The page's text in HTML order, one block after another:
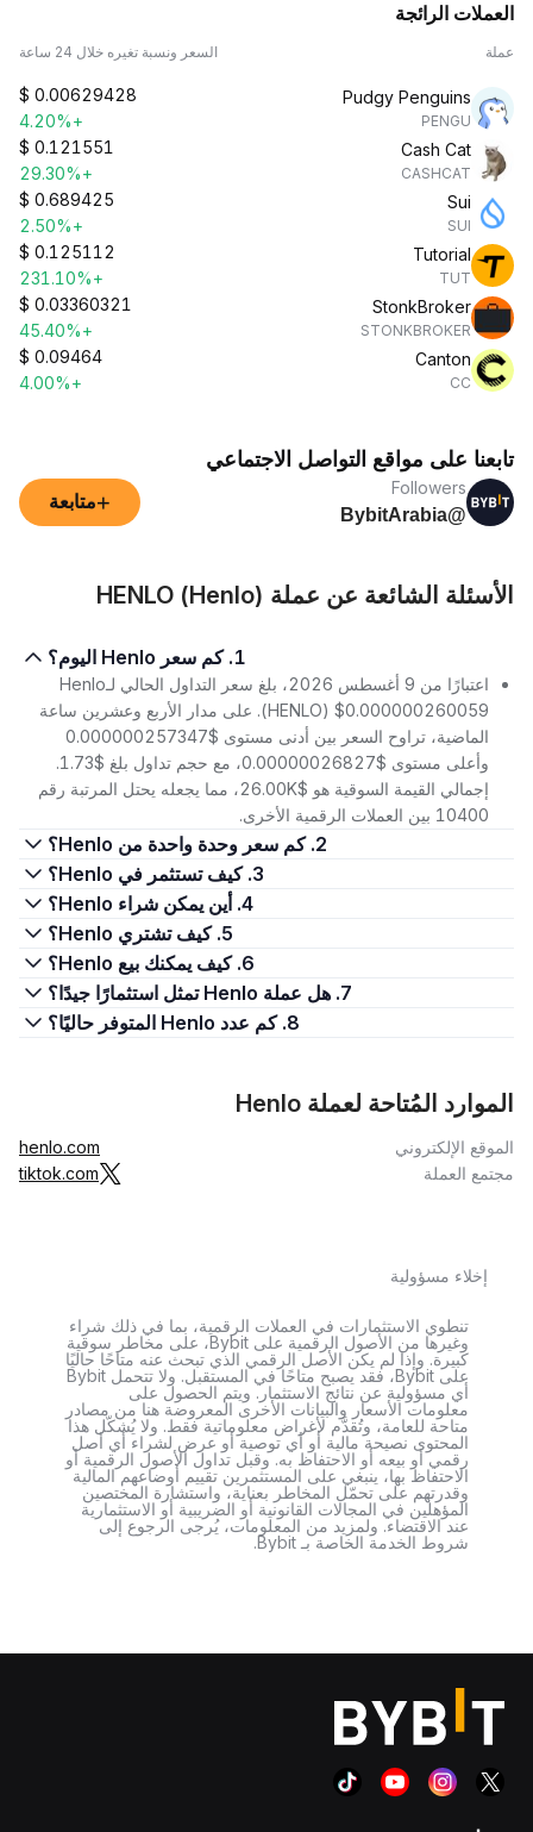
العملات الرائجة
عملة السعر ونسبة تغيره خلال 24 ساعة
Pudgy Penguins
PENGU
$ 0.00629428
+4.20%
Cash Cat
CASHCAT
$ 0.121551
+29.30%
Sui
SUI
$ 0.689425
+2.50%
Tutorial
TUT
$ 0.125112
+231.10%
StonkBroker
STONKBROKER
$ 0.03360321
+45.40%
Canton
CC
$ 0.09464
+4.00%
تابعنا على مواقع التواصل الاجتماعي
Followers
@BybitArabia
+متابعة
الأسئلة الشائعة عن عملة HENLO (Henlo)
1. كم سعر Henlo اليوم؟
اعتبارًا من 9 أغسطس 2026، بلغ سعر التداول الحالي لـHenlo
(HENLO) $0.000000260059. على مدار الأربع وعشرين ساعة
الماضية، تراوح السعر بين أدنى مستوى $0.000000257347
وأعلى مستوى $0.00000026827، مع حجم تداول بلغ $1.73.
إجمالي القيمة السوقية هو $26.00K، مما يجعله يحتل المرتبة رقم
10400 بين العملات الرقمية الأخرى.
2. كم سعر وحدة واحدة من Henlo؟
3. كيف تستثمر في Henlo؟
4. أين يمكن شراء Henlo؟
5. كيف تشتري Henlo؟
6. كيف يمكنك بيع Henlo؟
7. هل عملة Henlo تمثل استثمارًا جيدًا؟
8. كم عدد Henlo المتوفر حاليًا؟
الموارد المُتاحة لعملة Henlo
الموقع الإلكتروني
henlo.com
مجتمع العملة
tiktok.com
إخلاء مسؤولية
تنطوي الاستثمارات في العملات الرقمية، بما في ذلك شراء
وغيرها من الأصول الرقمية على Bybit، على مخاطر سوقية
كبيرة. وإذا لم يكن الأصل الرقمي الذي تبحث عنه متاحًا حاليًا
على Bybit، فقد يصبح متاحًا في المستقبل. ولا تتحمل Bybit
أي مسؤولية عن نتائج الاستثمار. ويتم الحصول على
معلومات الأسعار والبيانات الأخرى المعروضة هنا من مصادر
متاحة للعامة، وتُقدَّم لأغراض معلوماتية فقط. ولا يُشكّل هذا
المحتوى نصيحة مالية أو أي توصية أو عرض لشراء أي أصل
رقمي أو بيعه أو الاحتفاظ به. وقبل تداول الأصول الرقمية أو
الاحتفاظ بها، ينبغي على المستثمرين تقييم أوضاعهم المالية
وقدرتهم على تحمّل المخاطر بعناية، واستشارة المختصين
المؤهلين في المجالات القانونية أو الضريبية أو الاستثمارية
عند الاقتضاء. ولمزيد من المعلومات، يُرجى الرجوع إلى
شروط الخدمة الخاصة بـ Bybit.